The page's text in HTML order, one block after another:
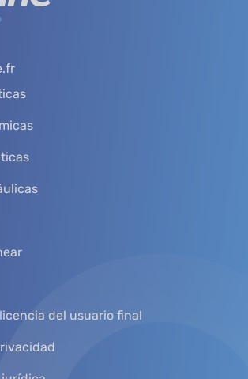
del usuario final